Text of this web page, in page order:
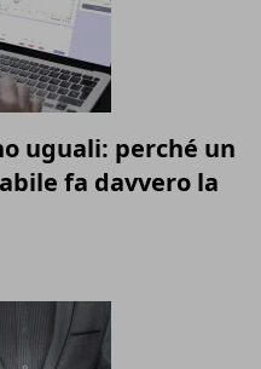
uguali: perché un
fa davvero la